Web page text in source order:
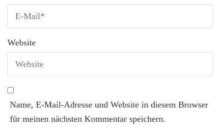
Website
Name, E-Mail-Adresse und Website in diesem Browser
für meinen nächsten Kommentar speichern.